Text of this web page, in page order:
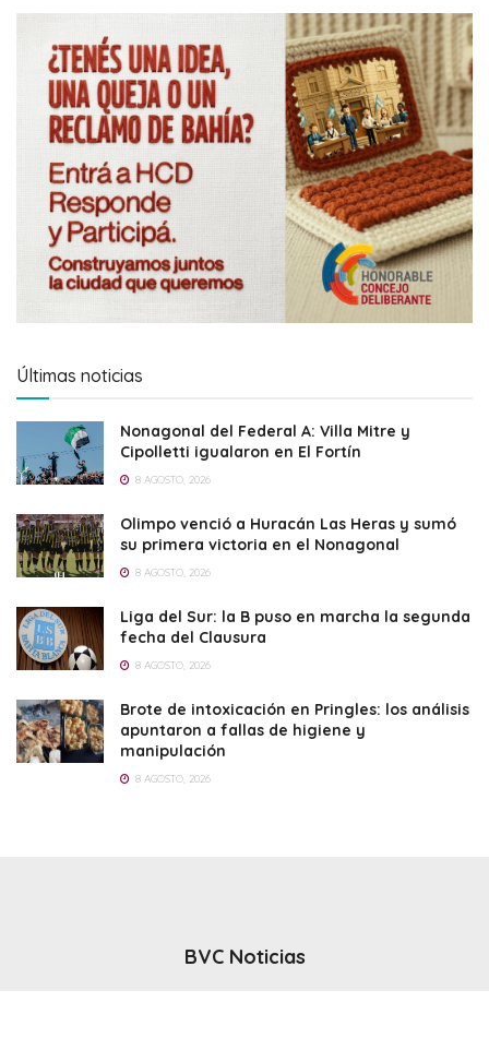
Últimas noticias
Nonagonal del Federal A: Villa Mitre y
Cipolletti igualaron en El Fortín
8 AGOSTO, 2026
Olimpo venció a Huracán Las Heras y sumó
su primera victoria en el Nonagonal
8 AGOSTO, 2026
Liga del Sur: la B puso en marcha la segunda
fecha del Clausura
8 AGOSTO, 2026
Brote de intoxicación en Pringles: los análisis
apuntaron a fallas de higiene y
manipulación
8 AGOSTO, 2026
BVC Noticias